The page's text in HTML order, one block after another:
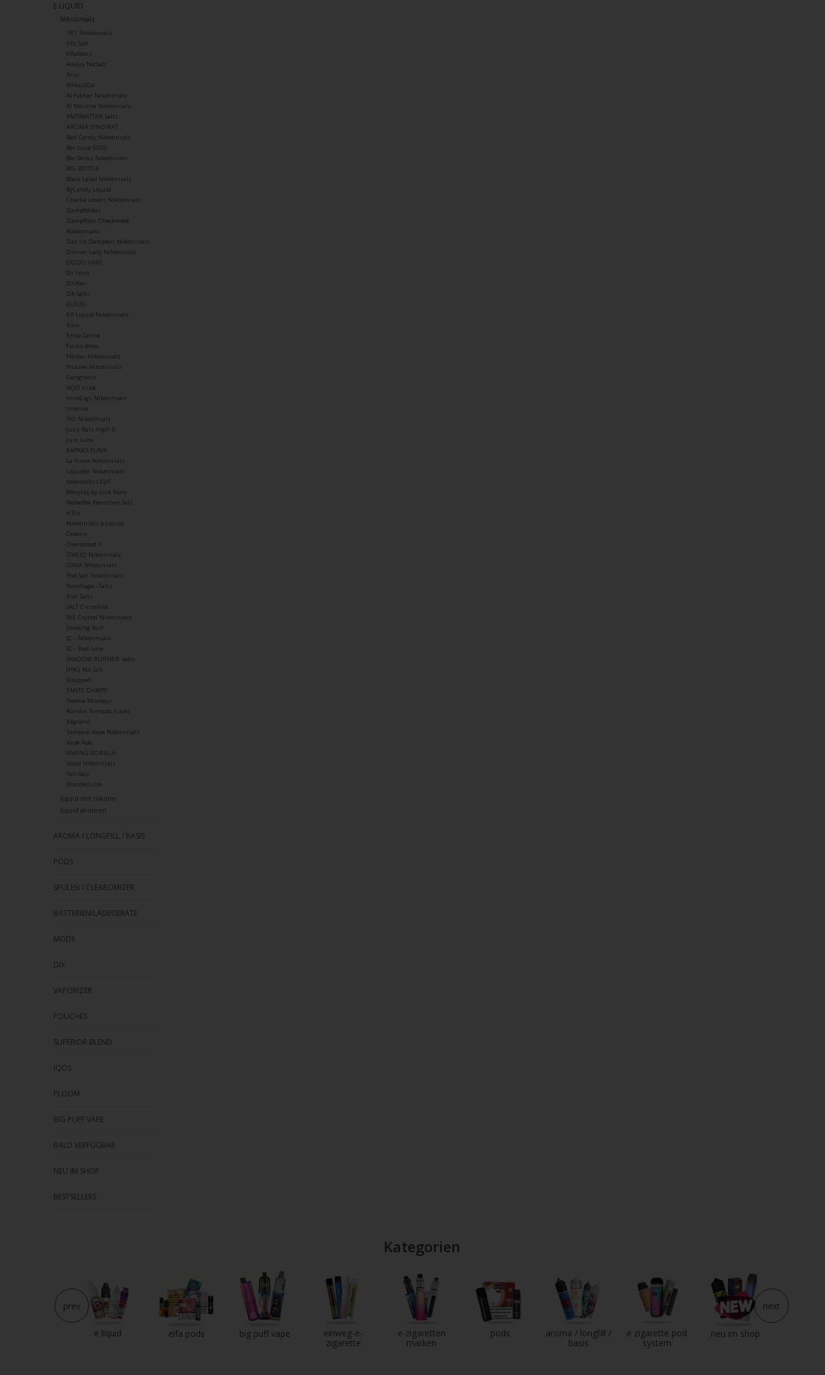
E LIQUID
Nikotinsalz
187 Nikotinsalz
5EL Salt
6Rabbits
Adalya NicSalt
Aisu
Allday2Go
Al Fakher Nikotinsalz
Al Massiva Nikotinsalz
ANTIMATTER Salts
AROMA SYNDIKAT
Bad Candy Nikotinsalz
Bar Juice 5000
Bar Series Nikotinsalz
BIG BOTTLE
Black Label Nikotinsalz
ByCandy Liquid
Charlie Lovers Nikotinsalz
Dampfdidas
Dampflion Checkmate
Nikotinsalz
Das ist Dampfen Nikotinsalz
Dinner Lady Nikotinsalz
DODO VAPE
Dr Frost
Drifter
DK Salts
ELFLIQ
Elf Liquid Nikotinsalz
Elux
Erste Sahne
Fiasco Brew
Flerbar Nikotinsalz
Fruizee Nikotinsalz
Gangsterz
HQD Juice
InnoCigs Nikotinsalz
Intense
IVG Nikotinsalz
Juicy Bars High 5
Just Juice
KAPKA'S FLAVA
La Fume Nikotinsalz
Liquider Nikotinsalz
Lovesticks LIQIT
MaryLiq by Lost Mary
Nebelfee Feenchen Salz
n'Eis
Nikotinsalz e-Liquid
Oceans
Overdosed II
OWLIQ Nikotinsalz
OXVA Nikotinsalz
Pod Salt Nikotinsalz
Revoltage - Salts
Riot Salts
SALT Cristallite
SKE Crystal Nikotinsalz
Smoking Bull
SC - Nikotinsalz
SC - Red Line
SHADOW BURNER salts
SINQ Nic Salt
Strapped
TANTE DAMPF
Twelve Monkeys
Randm Tornado Juices
Vagrand
Vampire Vape Nikotinsalz
Vape Ape
VAPING GORILLA
Vozol Nikotinsalz
Yeti-Salz
WonderJuice
liquid mit nikotin
liquid aromen
AROMA / LONGFILL / BASIS
PODS
SPULEN / CLEAROMIZER
BATTERIEN/LADEGERÄTE
MODS
DIY
VAPORIZER
POUCHES
SUPERIOR BLEND
IQOS
PLOOM
BIG PUFF VAPE
BALD VERFÜGBAR
NEU IM SHOP
BESTSELLERS
Kategorien
e liquid elfa pods big puff vape
einweg-e-
zigarette
e-zigaretten
marken
pods
aroma / longfill /
basis
e zigarette pod
system
neu im shop
prev next